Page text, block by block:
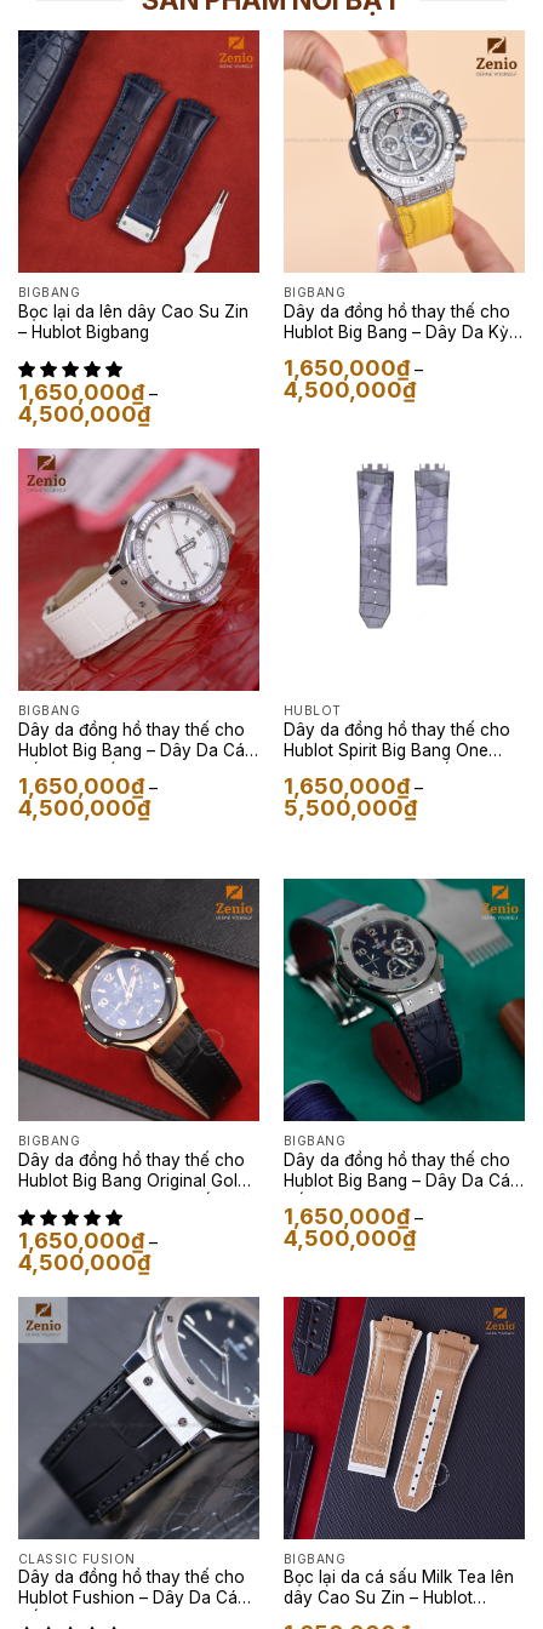
BIGBANG
Bọc lại da lên dây Cao Su Zin
– Hublot Bigbang
1,650,000₫ –
4,500,000₫Khoảng
giá:
1,650,000₫
đến
4,500,000₫
BIGBANG
Dây da đồng hồ thay thế cho
Hublot Big Bang – Dây Da Kỳ
1,650,000₫ –
4,500,000₫Khoảng
giá:
4,500,000₫
BIGBANG
Dây da đồng hồ thay thế cho
Hublot Big Bang – Dây Da Cá
1,650,000₫ –
4,500,000₫Khoảng
giá:
4,500,000₫
HUBLOT
Dây da đồng hồ thay thế cho
Hublot Spirit Big Bang One
Xám
1,650,000₫ –
5,500,000₫Khoảng
giá:
5,500,000₫
BIGBANG
Dây da đồng hồ thay thế cho
Hublot Big Bang Original Gold
Ceramic – Dây Da Cá Sấu Màu
Đen
1,650,000₫ –
4,500,000₫Khoảng
giá:
1,650,000₫
đến
4,500,000₫
BIGBANG
Dây da đồng hồ thay thế cho
Hublot Big Bang – Dây Da Cá
Sấu Màu Xanh Navy
1,650,000₫ –
4,500,000₫Khoảng
giá:
đến
4,500,000₫
CLASSIC FUSION
Dây da đồng hồ thay thế cho
Hublot Fushion – Dây Da Cá
BIGBANG
Bọc lại da cá sấu Milk Tea lên
dây Cao Su Zin – Hublot